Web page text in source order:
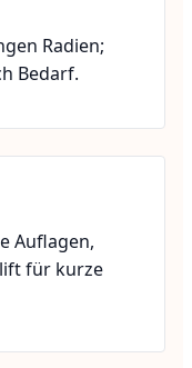
Radien;
Bedarf.
Auflagen,
für kurze